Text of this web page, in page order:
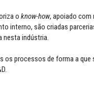
o know-how, apoiado
interno, são criadas
nesta indústria.
os processos de forma a